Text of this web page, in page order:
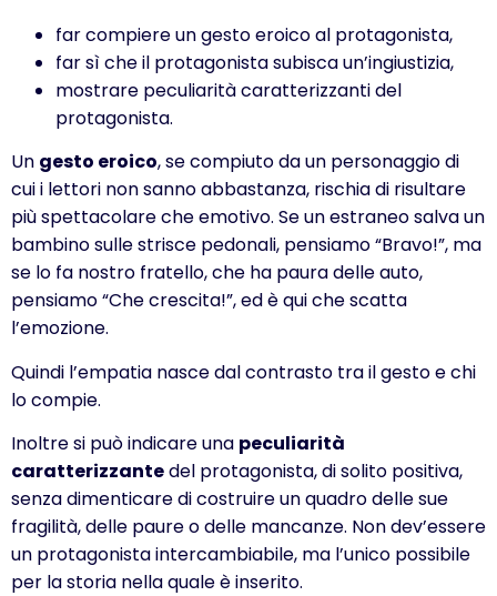
far compiere un gesto eroico al protagonista,
far sì che il protagonista subisca un’ingiustizia,
mostrare peculiarità caratterizzanti del
protagonista.
Un gesto eroico, se compiuto da un personaggio di
cui i lettori non sanno abbastanza, rischia di risultare
più spettacolare che emotivo. Se un estraneo salva un
bambino sulle strisce pedonali, pensiamo “Bravo!”, ma
se lo fa nostro fratello, che ha paura delle auto,
pensiamo “Che crescita!”, ed è qui che scatta
l’emozione.
Quindi l’empatia nasce dal contrasto tra il gesto e chi
lo compie.
Inoltre si può indicare una peculiarità
caratterizzantedel protagonista, di solito positiva,
senza dimenticare di costruire un quadro delle sue
fragilità, delle paure o delle mancanze. Non dev’essere
un protagonista intercambiabile, ma l’unico possibile
per la storia nella quale è inserito.